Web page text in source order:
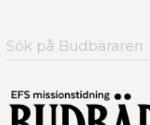
Sök
efter: